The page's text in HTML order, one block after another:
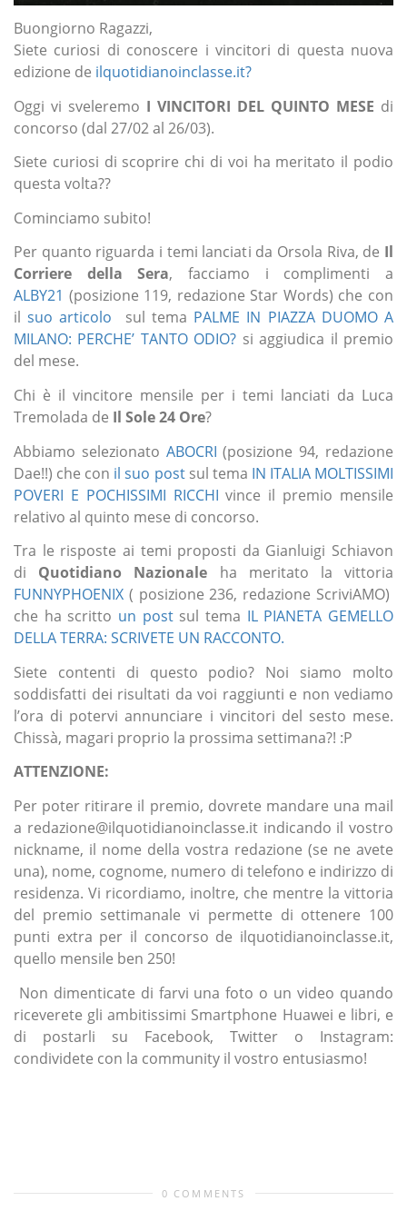
Buongiorno Ragazzi,
Siete curiosi di conoscere i vincitori di questa nuova
edizione de ilquotidianoinclasse.it?
Oggi vi sveleremo I VINCITORI DEL QUINTO MESE di
concorso (dal 27/02 al 26/03).
Siete curiosi di scoprire chi di voi ha meritato il podio
questa volta??
Cominciamo subito!
Per quanto riguarda i temi lanciati da Orsola Riva, de Il
Corriere della Sera, facciamo i complimenti a
ALBY21 (posizione 119, redazione Star Words) che con
il suo articolo sul tema PALME IN PIAZZA DUOMO A
MILANO: PERCHE’ TANTO ODIO? si aggiudica il premio
del mese.
Chi è il vincitore mensile per i temi lanciati da Luca
Tremolada de Il Sole 24 Ore?
Abbiamo selezionato ABOCRI (posizione 94, redazione
Dae!!) che con il suo post sul tema IN ITALIA MOLTISSIMI
POVERI E POCHISSIMI RICCHI vince il premio mensile
relativo al quinto mese di concorso.
Tra le risposte ai temi proposti da Gianluigi Schiavon
di Quotidiano Nazionale ha meritato la vittoria
FUNNYPHOENIX ( posizione 236, redazione ScriviAMO)
che ha scritto un postsul tema IL PIANETA GEMELLO
DELLA TERRA: SCRIVETE UN RACCONTO.
Siete contenti di questo podio? Noi siamo molto
soddisfatti dei risultati da voi raggiunti e non vediamo
l’ora di potervi annunciare i vincitori del sesto mese.
Chissà, magari proprio la prossima settimana?! :P
ATTENZIONE:
Per poter ritirare il premio, dovrete mandare una mail
a redazione@ilquotidianoinclasse.it indicando il vostro
nickname, il nome della vostra redazione (se ne avete
una), nome, cognome, numero di telefono e indirizzo di
residenza. Vi ricordiamo, inoltre, che mentre la vittoria
del premio settimanale vi permette di ottenere 100
punti extra per il concorso de ilquotidianoinclasse.it,
quello mensile ben 250!
Non dimenticate di farvi una foto o un video quando
riceverete gli ambitissimi Smartphone Huawei e libri, e
di postarli su Facebook, Twitter o Instagram:
condividete con la community il vostro entusiasmo!
0 COMMENTS